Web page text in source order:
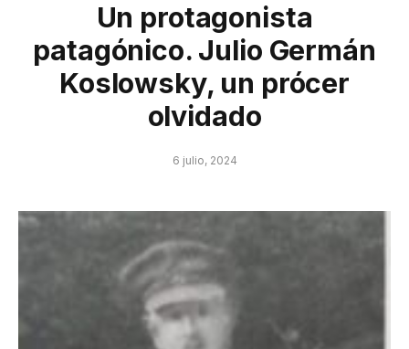
Un protagonista
patagónico. Julio Germán
Koslowsky, un prócer
olvidado
6 julio, 2024